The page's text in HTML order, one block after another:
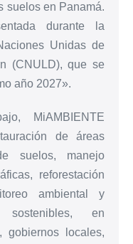
suelos en Panamá.
durante la
Unidas de
(CNULD), que se
año 2027».
MiAMBIENTE
de áreas
suelos, manejo
reforestación
ambiental y
en
gobiernos locales,